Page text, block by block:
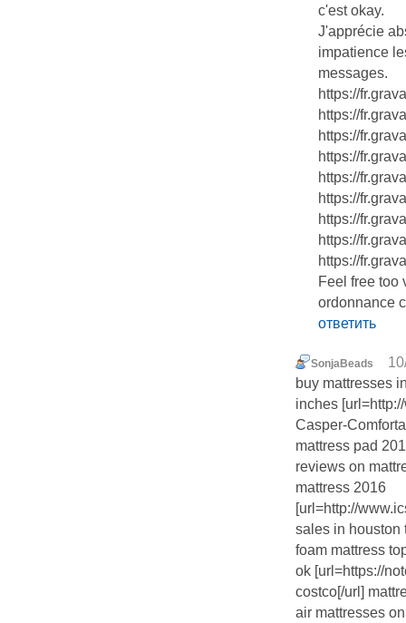
c'est okay.
J'apprécie
impatience
messages.
https://
https://
https://
https://
https://
https://
https://
https://
https://
Feel free too
ordonnance
ответить
SonjaBeads
buy mattresses
inches
Casper-
mattress pad
reviews on
mattress 2016
[url=http://
sales in houston
foam mattress
ok [url=https://
costco[/url]
air mattresses